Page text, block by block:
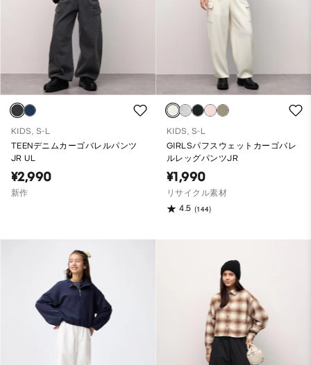
KIDS, S-L
TEENデニムカーゴバレルパンツ
JR UL
¥2,990
新作
KIDS, S-L
GIRLSパフスウェットカーゴバレ
ルレッグパンツJR
¥1,990
リサイクル素材
4.5 (144)